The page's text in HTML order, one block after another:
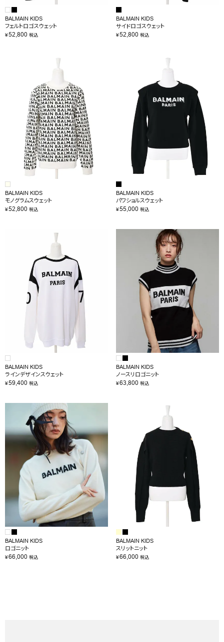
BALMAIN KIDS
フェルトロゴスウェット
¥52,800 税込
BALMAIN KIDS
サイドロゴスウェット
¥52,800 税込
BALMAIN KIDS
モノグラムスウェット
¥52,800 税込
BALMAIN KIDS
パワショルスウェット
¥55,000 税込
BALMAIN KIDS
ラインデザインスウェット
¥59,400 税込
BALMAIN KIDS
ノースリロゴニット
¥63,800 税込
BALMAIN KIDS
ロゴニット
¥66,000 税込
BALMAIN KIDS
スリットニット
¥66,000 税込